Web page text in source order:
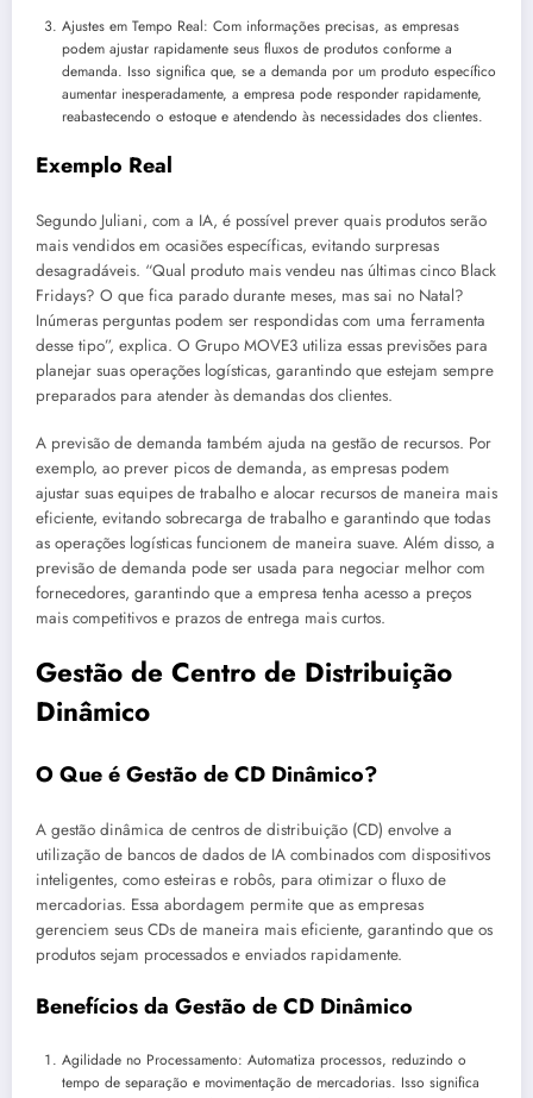
Ajustes em Tempo Real: Com informações precisas, as empresas
podem ajustar rapidamente seus fluxos de produtos conforme a
demanda. Isso significa que, se a demanda por um produto específico
aumentar inesperadamente, a empresa pode responder rapidamente,
reabastecendo o estoque e atendendo às necessidades dos clientes.
Exemplo Real
Segundo Juliani, com a IA, é possível prever quais produtos serão
mais vendidos em ocasiões específicas, evitando surpresas
desagradáveis. “Qual produto mais vendeu nas últimas cinco Black
Fridays? O que fica parado durante meses, mas sai no Natal?
Inúmeras perguntas podem ser respondidas com uma ferramenta
desse tipo”, explica. O Grupo MOVE3 utiliza essas previsões para
planejar suas operações logísticas, garantindo que estejam sempre
preparados para atender às demandas dos clientes.
A previsão de demanda também ajuda na gestão de recursos. Por
exemplo, ao prever picos de demanda, as empresas podem
ajustar suas equipes de trabalho e alocar recursos de maneira mais
eficiente, evitando sobrecarga de trabalho e garantindo que todas
as operações logísticas funcionem de maneira suave. Além disso, a
previsão de demanda pode ser usada para negociar melhor com
fornecedores, garantindo que a empresa tenha acesso a preços
mais competitivos e prazos de entrega mais curtos.
Gestão de Centro de Distribuição
Dinâmico
O Que é Gestão de CD Dinâmico?
A gestão dinâmica de centros de distribuição (CD) envolve a
utilização de bancos de dados de IA combinados com dispositivos
inteligentes, como esteiras e robôs, para otimizar o fluxo de
mercadorias. Essa abordagem permite que as empresas
gerenciem seus CDs de maneira mais eficiente, garantindo que os
produtos sejam processados e enviados rapidamente.
Benefícios da Gestão de CD Dinâmico
Agilidade no Processamento: Automatiza processos, reduzindo o
tempo de separação e movimentação de mercadorias. Isso significa